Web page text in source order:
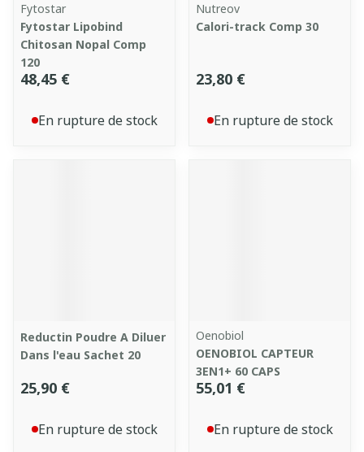
Fytostar
Fytostar Lipobind
Chitosan Nopal Comp
120
48,45 €
En rupture de stock
Nutreov
Calori-track Comp 30
23,80 €
En rupture de stock
Reductin Poudre A Diluer
Dans l'eau Sachet 20
25,90 €
En rupture de stock
Oenobiol
OENOBIOL CAPTEUR
3EN1+ 60 CAPS
55,01 €
En rupture de stock